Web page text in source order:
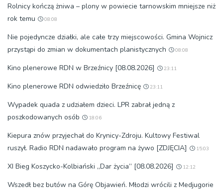
Rolnicy kończą żniwa – plony w powiecie tarnowskim mniejsze niż
rok temu
08:08
Nie pojedyncze działki, ale całe trzy miejscowości. Gmina Wojnicz
przystąpi do zmian w dokumentach planistycznych
08:08
Kino plenerowe RDN w Brzeźnicy [08.08.2026] 23:11
Kino plenerowe RDN odwiedziło Brzeźnicę 23:11
Wypadek quada z udziałem dzieci. LPR zabrał jedną z
poszkodowanych osób
18:06
Kiepura znów przyjechał do Krynicy-Zdroju. Kultowy Festiwal
ruszył. Radio RDN nadawało program na żywo [ZDJĘCIA]
15:03
XI Bieg Koszycko-Kolbiański „Dar życia” [08.08.2026] 12:12
Wszedł bez butów na Górę Objawień. Młodzi wrócili z Medjugorie